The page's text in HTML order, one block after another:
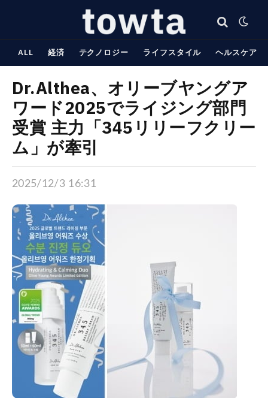
ALL 経済 テクノロジー ライフスタイル ヘルスケア
Dr.Althea、オリーブヤングア
ワード2025でライジング部門
受賞 主力「345リリーフクリー
ム」が牽引
2025/12/3 16:31